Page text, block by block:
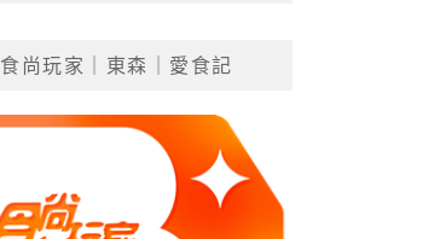
食尚玩家｜東森｜愛食記